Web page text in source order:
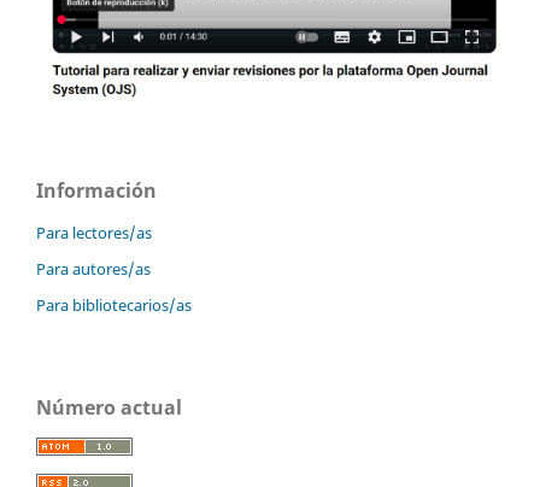
Información
Para lectores/as
Para autores/as
Para bibliotecarios/as
Número actual